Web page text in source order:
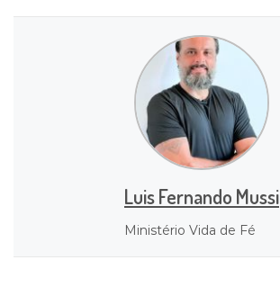
Luis Fernando Mussi
Ministério Vida de Fé